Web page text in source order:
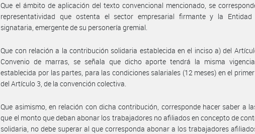
Que el ámbito de aplicación del texto convencional mencionado, se
representatividad que ostenta el sector empresarial firmante y la Entidad
signataria, emergente de su personería gremial.
Que con relación a la contribución solidaria establecida en el inciso a) del
Convenio de marras, se señala que dicho aporte tendrá la misma
establecida por las partes, para las condiciones salariales (12 meses) en el
del Artículo 3, de la convención colectiva.
Que asimismo, en relación con dicha contribución, corresponde hacer saber a
que el monto que deban abonar los trabajadores no afiliados en concepto de
solidaria, no debe superar al que corresponda abonar a los trabajadores